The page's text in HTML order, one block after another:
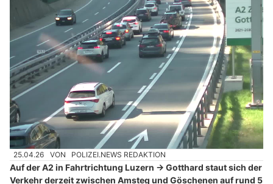
25.04.26 VON POLIZEI.NEWS REDAKTION
Auf der A2 in Fahrtrichtung Luzern → Gotthard staut sich der
Verkehr derzeit zwischen Amsteg und Göschenen auf rund 5